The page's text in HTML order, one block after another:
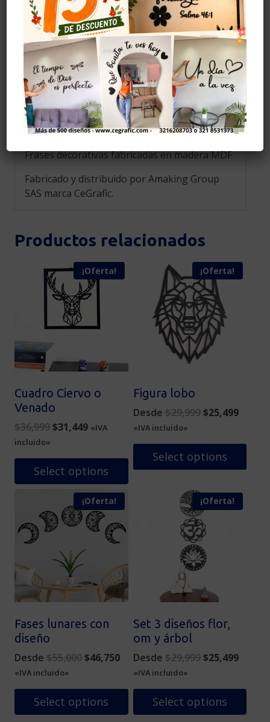
Instalación
Se recomiendo pegar con cinta doble faz, (no
la incluye) se puede comprar en ferreterías,
también se puede pegar con cinta de
enmascarar pero al ser menos resistente
puede caerse el diseño.
La foto de este producto ha sido tomada en un
entorno específico, por lo que no incluye
adornos, accesorios ni piezas adicionales.
Frases decorativas fabricadas en madera MDF
Fabricado y distribuido por Amaking Group
SAS marca CeGrafic.
Productos relacionados
¡Oferta!
Cuadro Ciervo o
Venado
$36,999Original
was:
$36,999.
$31,449Current
is:
$31,449.
«IVA
incluido»
Select options
¡Oferta!
Figura lobo
Desde $29,999 Original
was:
$29,999.
$25,499
is:
«IVA incluido»
Select options
pueden
en
la
página
de
producto
¡Oferta!
Fases lunares con
diseño
Desde $55,000Original
was:
$55,000.
$46,750Current
price
is:
$46,750.
«IVA incluido»
Select options
¡Oferta!
Set 3 diseños flor,
om y árbol
Desde $29,999 Original
was:
$29,999.
$25,499
is:
«IVA incluido»
Select options